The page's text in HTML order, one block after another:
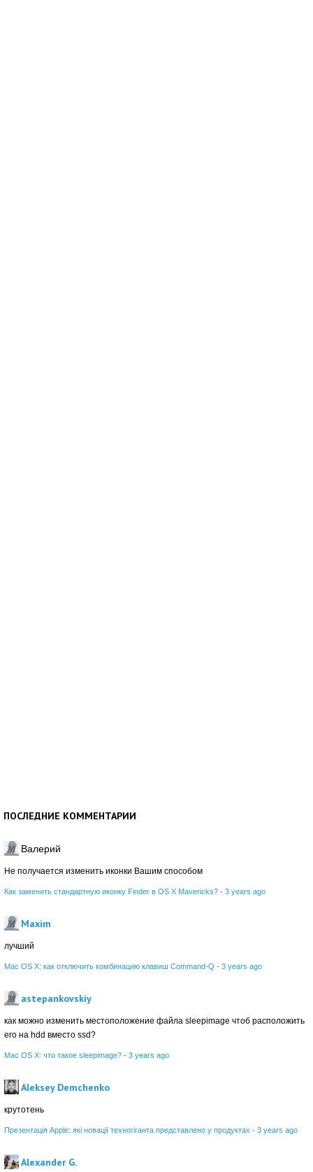
ПОСЛЕДНИЕ КОММЕНТАРИИ
Валерий
Не получается изменить иконки Вашим способом
Как заменить стандартную иконку Finder в OS X Mavericks? · 3 years ago
Maxim
лучший
Mac OS X: как отключить комбинацию клавиш Command-Q · 3 years ago
astepankovskiy
как можно изменить местоположение файла sleepimage чтоб расположить
его на hdd вместо ssd?
Mac OS X: что такое sleepimage? · 3 years ago
Aleksey Demchenko
крутотень
Презентація Apple: які новації техногіганта представлено у продуктах · 3 years ago
Alexander G.